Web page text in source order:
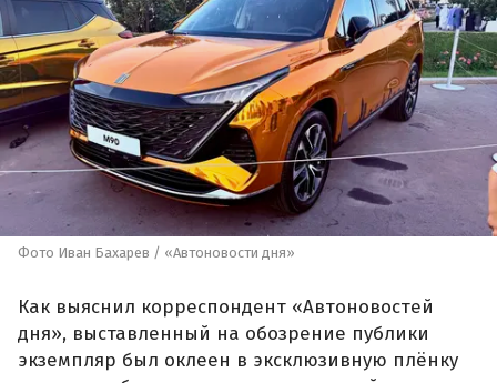
Фото Иван Бахарев / «Автоновости дня»
Как выяснил корреспондент «Автоновостей
дня», выставленный на обозрение публики
экземпляр был оклеен в эксклюзивную плёнку